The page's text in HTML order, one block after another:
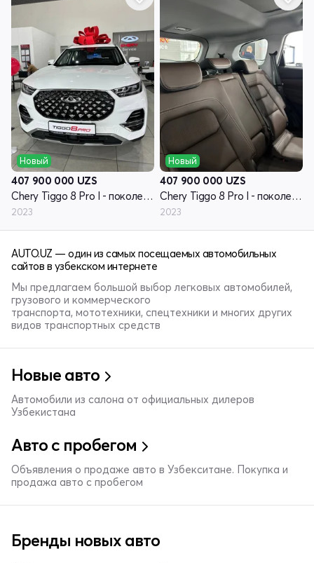
Новый
407 900 000 UZS
Chery Tiggo 8 Pro I - поколение
2023
Новый
407 900 000 UZS
Chery Tiggo 8 Pro I - поколение
2023
AUTO.UZ — один из самых посещаемых автомобильных
сайтов в узбекском интернете
Мы предлагаем большой выбор легковых автомобилей,
грузового и коммерческого
транспорта, мототехники, спецтехники и многих других
видов транспортных средств
Новые авто
Автомобили из салона от официальных дилеров
Узбекистана
Авто с пробегом
Объявления о продаже авто в Узбекситане. Покупка и
продажа авто с пробегом
Бренды новых авто